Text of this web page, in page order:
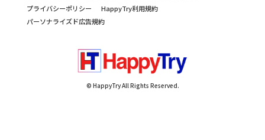
プライバシーポリシー
HappyTry利用規約
パーソナライズド広告規約
© HappyTry All Rights Reserved.